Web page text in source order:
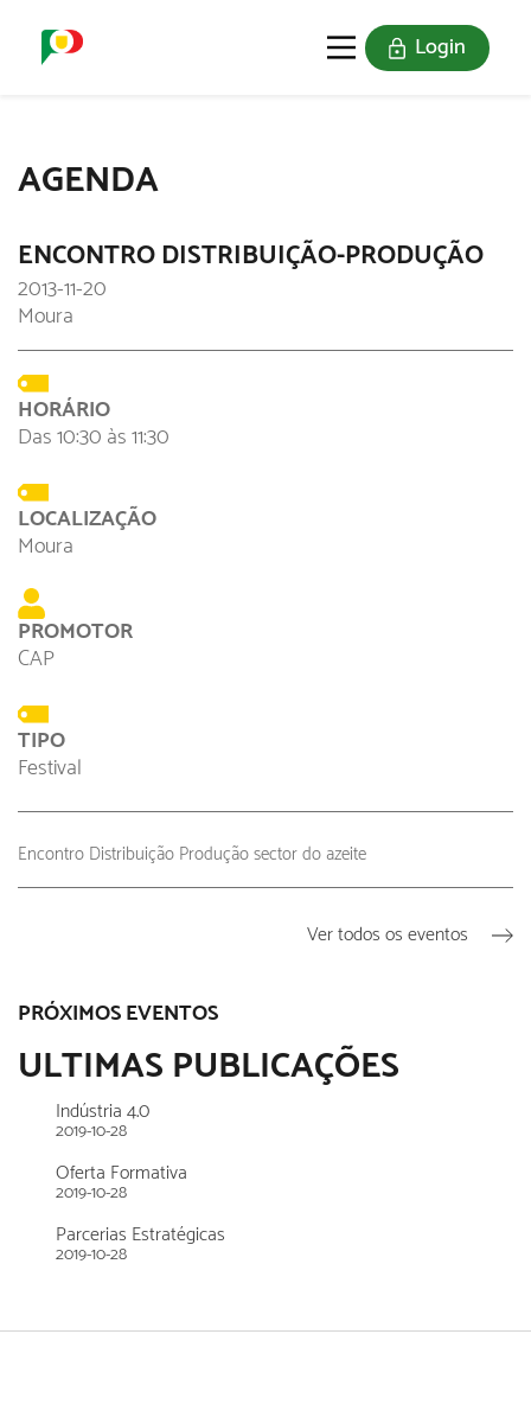
Login
AGENDA
ENCONTRO DISTRIBUIÇÃO-PRODUÇÃO
2013-11-20
Moura
HORÁRIO
Das 10:30 às 11:30
LOCALIZAÇÃO
Moura
PROMOTOR
CAP
TIPO
Festival
Encontro Distribuição Produção sector do azeite
Ver todos os eventos
PRÓXIMOS EVENTOS
ULTIMAS PUBLICAÇÕES
Indústria 4.0
2019-10-28
Oferta Formativa
2019-10-28
Parcerias Estratégicas
2019-10-28